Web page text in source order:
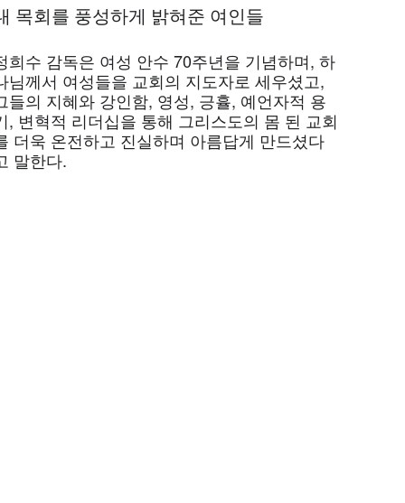
목회를 풍성하게 밝혀준 여인들
희수 감독은 여성 안수 70주년을 기념하며, 하
님께서 여성들을 교회의 지도자로 세우셨고,
들의 지혜와 강인함, 영성, 긍휼, 예언자적 용
, 변혁적 리더십을 통해 그리스도의 몸 된 교회
더욱 온전하고 진실하며 아름답게 만드셨다
말한다.